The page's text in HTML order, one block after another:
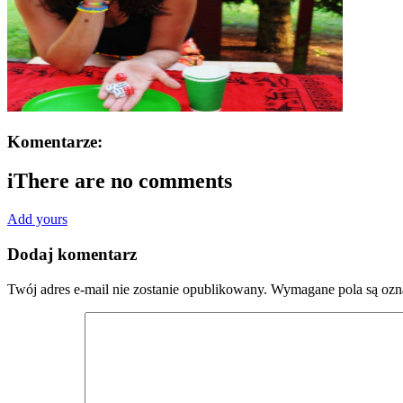
Komentarze:
iThere are no comments
Add yours
Dodaj komentarz
Twój adres e-mail nie zostanie opublikowany. Wymagane pola są